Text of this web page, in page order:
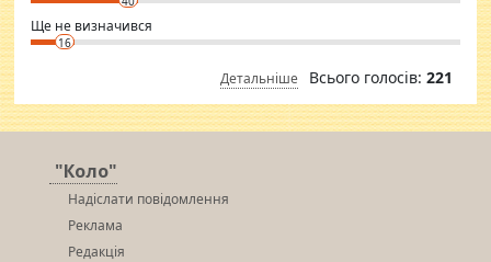
Ще не визначився
16
Детальніше Всього голосів: 221
"Коло"
Надіслати повідомлення
Реклама
Редакція